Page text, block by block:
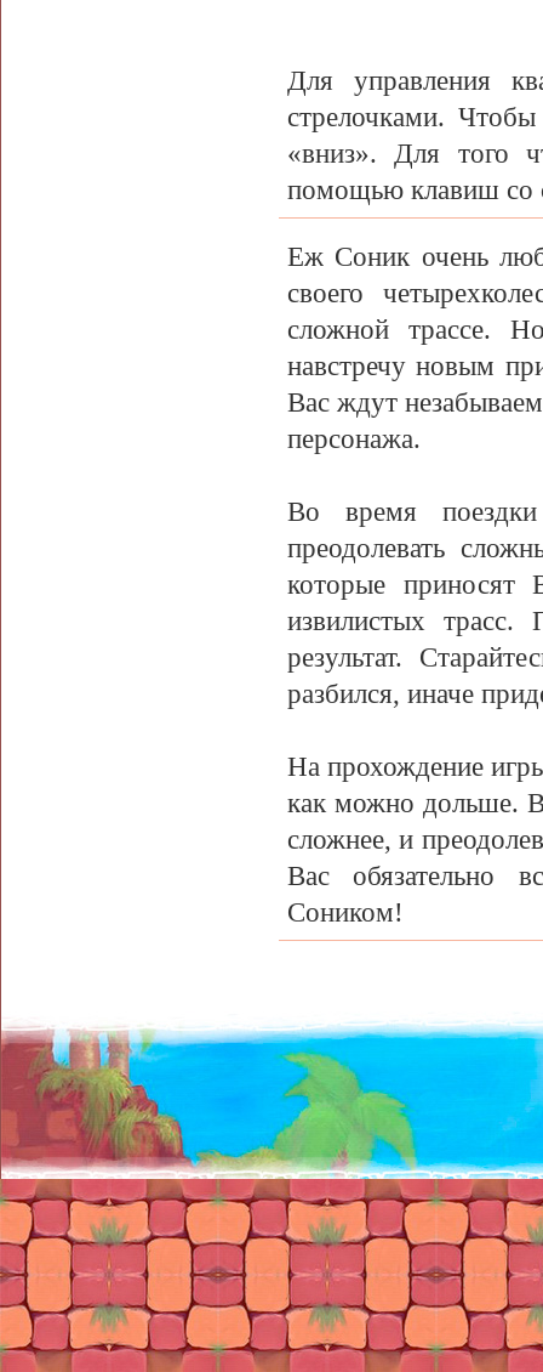
Для управления
стрелочками.
«вниз». Для того
помощью клавиш со
Еж Соник очень
своего
сложной трассе.
навстречу новым
Вас ждут
персонажа.
Во время
преодолевать
которые приносят
извилистых
результат.
разбился, иначе
На прохождение
как можно дольше.
сложнее, и
Вас обязательно
Соником!